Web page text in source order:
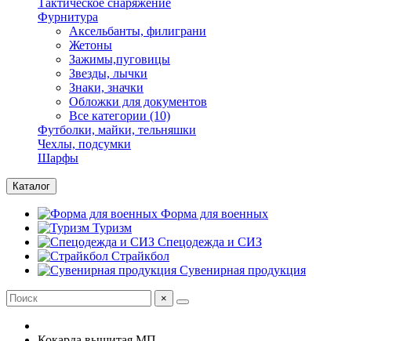
Тактическое снаряжение
Фурнитура
Аксельбанты, филиграни
Жетоны
Зажимы,пуговицы
Звезды, лычки
Знаки, значки
Обложки для документов
Все категории (10)
Футболки, майки, тельняшки
Чехлы, подсумки
Шарфы
Каталог
Форма для военных
Туризм
Спецодежда и СИЗ
Страйкбол
Сувенирная продукция
×